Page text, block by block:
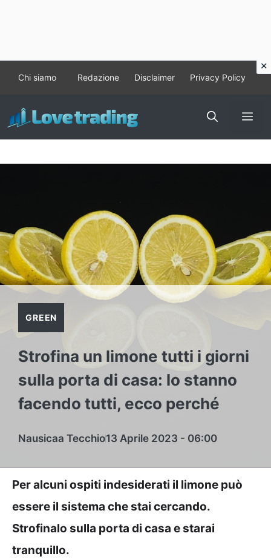
contenuto
Chi siamo Redazione Disclaimer Privacy Policy
GREEN
Strofina un limone tutti i giorni
sulla porta di casa: lo stanno
facendo tutti, ecco perché
Nausicaa Tecchio13 Aprile 2023 - 06:00
Per alcuni ospiti indesiderati il limone può
essere il sistema che stai cercando.
Strofinalo sulla porta di casa e starai
tranquillo.